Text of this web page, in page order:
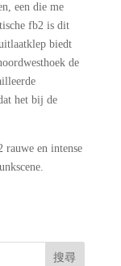
een die me
fb2 is dit
biedt
de
het bij de
en intense
搜尋